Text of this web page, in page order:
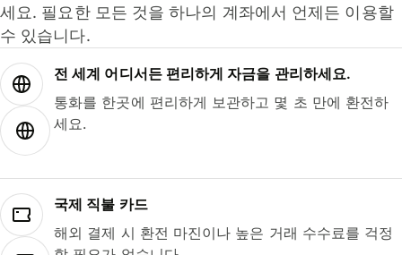
세요. 필요한 모든 것을 하나의 계좌에서 언제든 이용할
수 있습니다.
전 세계 어디서든 편리하게 자금을 관리하세요.
통화를 한곳에 편리하게 보관하고 몇 초 만에 환전하
세요.
국제 직불 카드
해외 결제 시 환전 마진이나 높은 거래 수수료를 걱정